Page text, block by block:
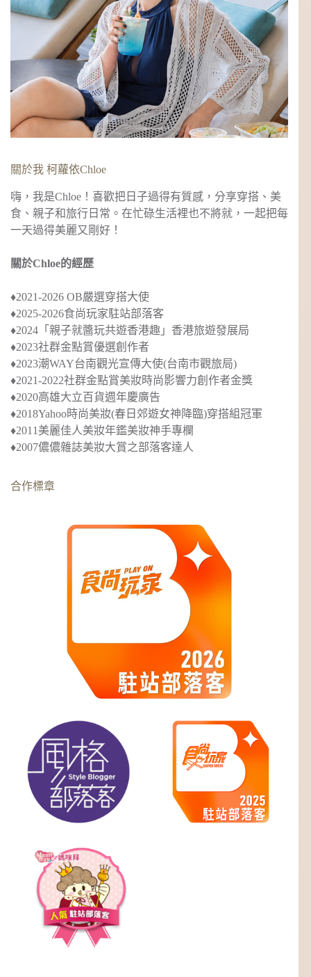
關於我 柯蘿依Chloe
嗨，我是Chloe！喜歡把日子過得有質感，分享穿搭、美
食、親子和旅行日常。在忙碌生活裡也不將就，一起把每
一天過得美麗又剛好！
關於Chloe的經歷
♦︎2021-2026 OB嚴選穿搭大使
♦︎2025-2026食尚玩家駐站部落客
♦︎2024 「親子就醬玩共遊香港趣」 香港旅遊發展局
♦︎2023社群金點賞優選創作者
♦︎2023潮WAY台南觀光宣傳大使(台南市觀旅局)
♦︎2021-2022社群金點賞美妝時尚影響力創作者金獎
♦︎2020高雄大立百貨週年慶廣告
♦︎2018Yahoo時尚美妝(春日郊遊女神降臨)穿搭組冠軍
♦︎2011美麗佳人美妝年鑑美妝神手專欄
♦︎2007儂儂雜誌美妝大賞之部落客達人
合作標章